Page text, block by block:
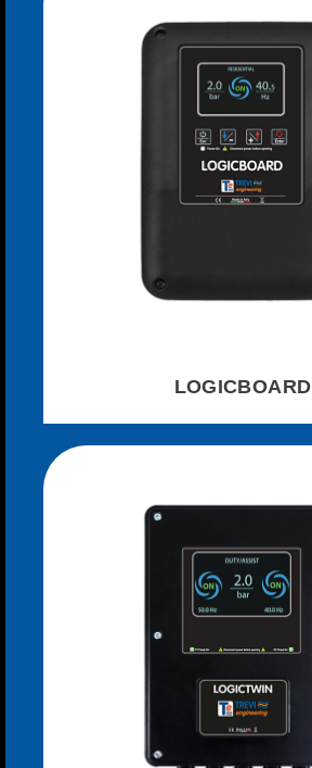
LOGICBOARD